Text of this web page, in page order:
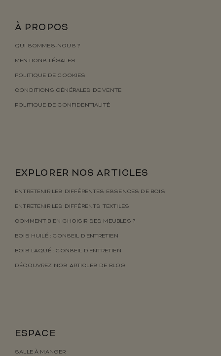
À PROPOS
QUI SOMMES-NOUS ?
MENTIONS LÉGALES
POLITIQUE DE COOKIES
CONDITIONS GÉNÉRALES DE VENTE
POLITIQUE DE CONFIDENTIALITÉ
EXPLORER NOS ARTICLES
ENTRETENIR LES DIFFÉRENTES ESSENCES DE BOIS
ENTRETENIR LES DIFFÉRENTS TEXTILES
COMMENT BIEN CHOISIR SES MEUBLES ?
BOIS HUILÉ : CONSEIL D’ENTRETIEN
BOIS LAQUÉ : CONSEIL D’ENTRETIEN
DÉCOUVREZ NOS ARTICLES DE BLOG
ESPACE
SALLE À MANGER